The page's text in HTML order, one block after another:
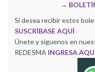
→
Si desea recibir estos
SUSCRÍBASE AQUÍ
Únete y siguenos en
REDESMA INGRESA